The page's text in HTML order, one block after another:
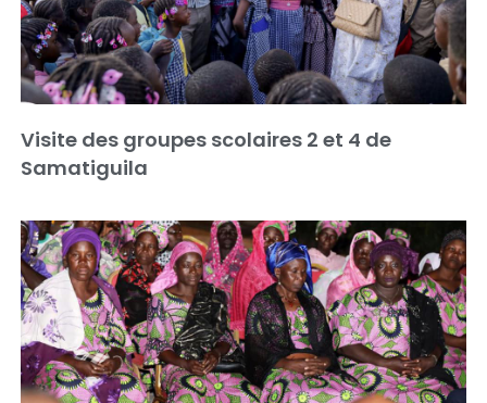
Visite des groupes scolaires 2 et 4 de
Samatiguila